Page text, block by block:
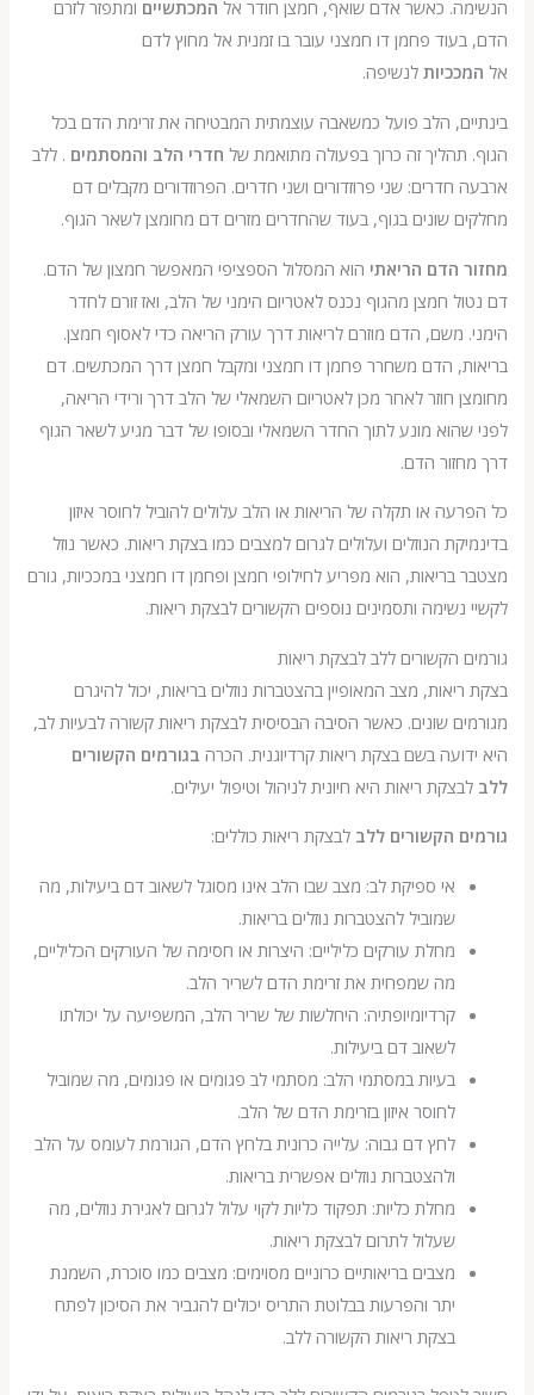
כאשר אדם שואף, חמצן חודר אלהמכתשייםומתפזר לזרם
פחמן דו חמצני עובר בו זמנית אל מחוץ לדם
לנשיפה.
הלב פועל כמשאבה עוצמתית המבטיחה את זרימת הדם בכל
זה כרוך בפעולה מתואמת שלחדרי הלב והמסתמים. ללב
שני פרוזדורים ושני חדרים. הפרוזדורים מקבלים דם
שונים בגוף, בעוד שהחדרים מזרים דם מחומצן לשאר הגוף.
הדם הריאתיהוא המסלול הספציפי המאפשר חמצון של הדם.
חמצן מהגוף נכנס לאטריום הימני של הלב, ואז זורם לחדר
משם, הדם מוזרם לריאות דרך עורק הריאה כדי לאסוף חמצן.
הדם משחרר פחמן דו חמצני ומקבל חמצן דרך המכתשים. דם
חוזר לאחר מכן לאטריום השמאלי של הלב דרך ורידי הריאה,
מונע לתוך החדר השמאלי ובסופו של דבר מגיע לשאר הגוף
הדם.
או תקלה של הריאות או הלב עלולים להוביל לחוסר איזון
הנוזלים ועלולים לגרום למצבים כמו בצקת ריאות. כאשר נוזל
בריאות, הוא מפריע לחילופי חמצן ופחמן דו חמצני במככיות, גורם
נשימה ותסמינים נוספים הקשורים לבצקת ריאות.
הקשורים ללב לבצקת ריאות
מצב המאופיין בהצטברות נוזלים בריאות, יכול להיגרם
שונים. כאשר הסיבה הבסיסית לבצקת ריאות קשורה לבעיות לב,
בשם בצקת ריאות קרדיוגנית. הכרהבגורמים הקשורים
ריאות היא חיונית לניהול וטיפול יעילים.
הקשורים ללבלבצקת ריאות כוללים:
אי ספיקת לב: מצב שבו הלב אינו מסוגל לשאוב דם ביעילות, מה
שמוביל להצטברות נוזלים בריאות.
מחלת עורקים כליליים: היצרות או חסימה של העורקים הכליליים,
מה שמפחית את זרימת הדם לשריר הלב.
קרדיומיופתיה: היחלשות של שריר הלב, המשפיעה על יכולתו
לשאוב דם ביעילות.
בעיות במסתמי הלב: מסתמי לב פגומים או פגומים, מה שמוביל
לחוסר איזון בזרימת הדם של הלב.
לחץ דם גבוה: עלייה כרונית בלחץ הדם, הגורמת לעומס על הלב
ולהצטברות נוזלים אפשרית בריאות.
מחלת כליות: תפקוד כליות לקוי עלול לגרום לאגירת נוזלים, מה
שעלול לתרום לבצקת ריאות.
מצבים בריאותיים כרוניים מסוימים: מצבים כמו סוכרת, השמנת
יתר והפרעות בבלוטת התריס יכולים להגביר את הסיכון לפתח
בצקת ריאות הקשורה ללב.